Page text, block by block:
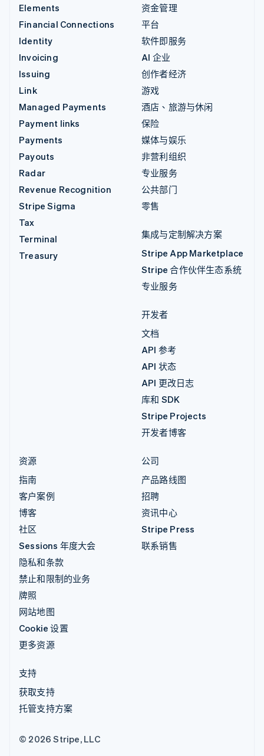
Elements
Financial Connections
Identity
Invoicing
Issuing
Link
Managed Payments
Payment links
Payments
Payouts
Radar
Revenue Recognition
Stripe Sigma
Tax
Terminal
Treasury
资金管理
平台
软件即服务
AI 企业
创作者经济
游戏
酒店、旅游与休闲
保险
媒体与娱乐
非营利组织
专业服务
公共部门
零售
集成与定制解决方案
Stripe App Marketplace
Stripe 合作伙伴生态系统
专业服务
开发者
文档
API 参考
API 状态
API 更改日志
库和 SDK
Stripe Projects
开发者博客
资源
指南
客户案例
博客
社区
Sessions 年度大会
隐私和条款
禁止和限制的业务
牌照
网站地图
Cookie 设置
更多资源
公司
产品路线图
招聘
资讯中心
Stripe Press
联系销售
支持
获取支持
托管支持方案
© 2026 Stripe, LLC